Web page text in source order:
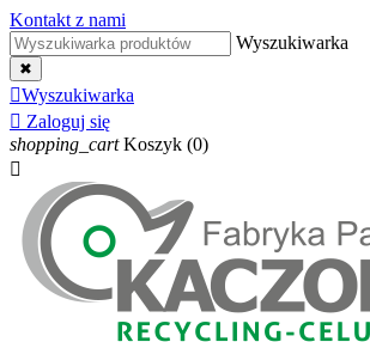
Kontakt z nami
Wyszukiwarka
✖
Wyszukiwarka
 Zaloguj się
shopping_cart Koszyk (0)
